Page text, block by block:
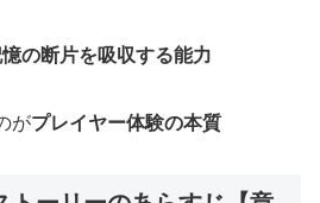
の断片を吸収する能力
がプレイヤー体験の本質